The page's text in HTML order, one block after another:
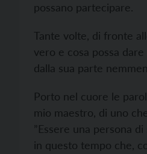
possano partecipare.
Tante volte, di fronte
vero e cosa possa
dalla sua parte
Porto nel cuore le
mio maestro, di uno
”Essere una persona
in questo tempo che,